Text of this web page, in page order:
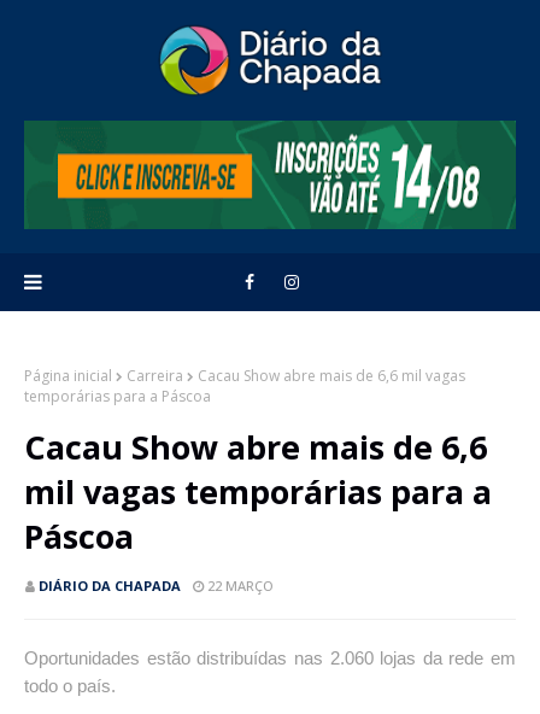
Página inicial Carreira
Cacau Show abre mais de 6,6 mil vagas
temporárias para a Páscoa
Cacau Show abre mais de 6,6
mil vagas temporárias para a
Páscoa
DIÁRIO DA CHAPADA 22 MARÇO
Oportunidades estão distribuídas nas 2.060 lojas da rede em
todo o país.